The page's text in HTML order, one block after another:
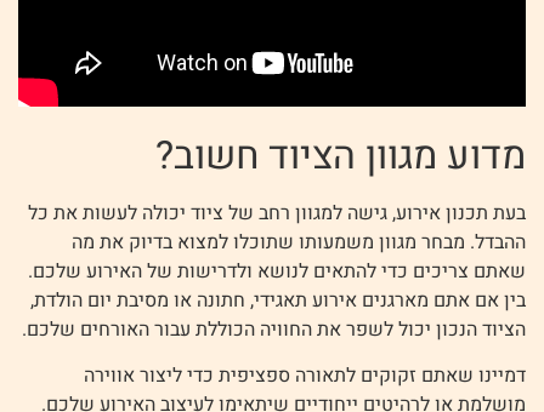
מדוע מגוון הציוד חשוב?
בעת תכנון אירוע, גישה למגוון רחב של ציוד יכולה לעשות את כל
ההבדל. מבחר מגוון משמעותו שתוכלו למצוא בדיוק את מה
שאתם צריכים כדי להתאים לנושא ולדרישות של האירוע שלכם.
בין אם אתם מארגנים אירוע תאגידי, חתונה או מסיבת יום הולדת,
הציוד הנכון יכול לשפר את החוויה הכוללת עבור האורחים שלכם.
דמיינו שאתם זקוקים לתאורה ספציפית כדי ליצור אווירה
מושלמת או לרהיטים ייחודיים שיתאימו לעיצוב האירוע שלכם.